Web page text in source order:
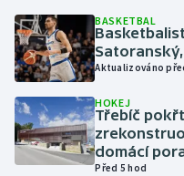
Jezdectví
Judo
Krasobruslení
Lezení
BASKETBAL
Aktualizováno
HOKEJ
Třebíč
domácí
Před 5 hod